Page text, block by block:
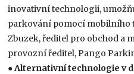
inovativní technologii,
parkování pomocí mobilního
Zbuzek, ředitel pro obchod a
provozní ředitel, Pango
●Alternativní technologie v